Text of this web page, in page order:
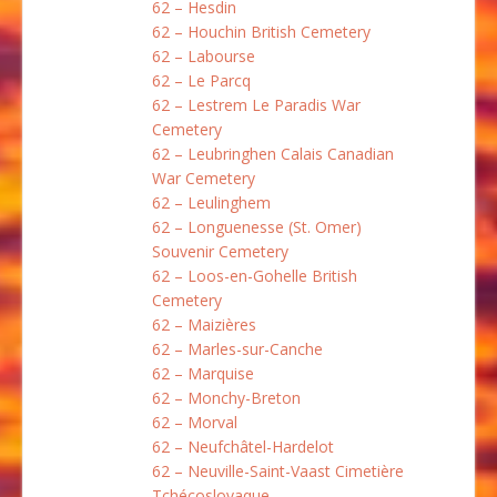
62 – Hesdin
62 – Houchin British Cemetery
62 – Labourse
62 – Le Parcq
62 – Lestrem Le Paradis War
Cemetery
62 – Leubringhen Calais Canadian
War Cemetery
62 – Leulinghem
62 – Longuenesse (St. Omer)
Souvenir Cemetery
62 – Loos-en-Gohelle British
Cemetery
62 – Maizières
62 – Marles-sur-Canche
62 – Marquise
62 – Monchy-Breton
62 – Morval
62 – Neufchâtel-Hardelot
62 – Neuville-Saint-Vaast Cimetière